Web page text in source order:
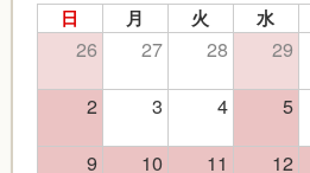
日 月 火 水
26 27 28 29
2
3 4 5
9 10 11 12